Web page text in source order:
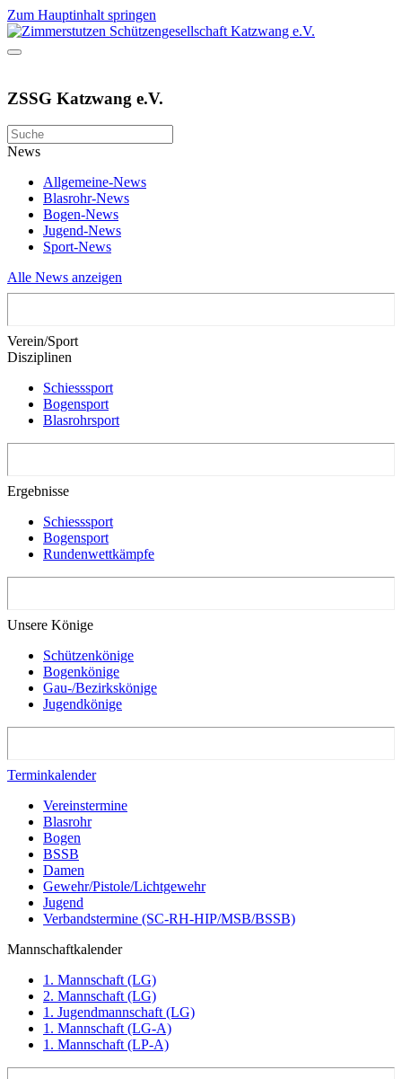
Zum Hauptinhalt springen
ZSSG Katzwang e.V.
News
Allgemeine-News
Blasrohr-News
Bogen-News
Jugend-News
Sport-News
Alle News anzeigen
Verein/Sport
Disziplinen
Schiesssport
Bogensport
Blasrohrsport
Ergebnisse
Schiesssport
Bogensport
Rundenwettkämpfe
Unsere Könige
Schützenkönige
Bogenkönige
Gau-/Bezirkskönige
Jugendkönige
Terminkalender
Vereinstermine
Blasrohr
Bogen
BSSB
Damen
Gewehr/Pistole/Lichtgewehr
Jugend
Verbandstermine (SC-RH-HIP/MSB/BSSB)
Mannschaftkalender
1. Mannschaft (LG)
2. Mannschaft (LG)
1. Jugendmannschaft (LG)
1. Mannschaft (LG-A)
1. Mannschaft (LP-A)